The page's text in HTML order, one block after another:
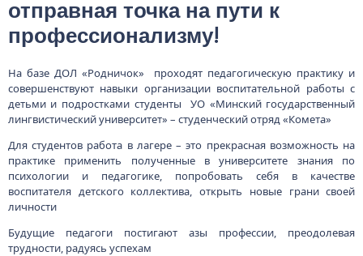
отправная точка на пути к
профессионализму!
На базе ДОЛ «Родничок» проходят педагогическую практику и
совершенствуют навыки организации воспитательной работы с
детьми и подростками студенты УО «Минский государственный
лингвистический университет» – студенческий отряд «Комета»
Для студентов работа в лагере – это прекрасная возможность на
практике применить полученные в университете знания по
психологии и педагогике, попробовать себя в качестве
воспитателя детского коллектива, открыть новые грани своей
личности
Будущие педагоги постигают азы профессии, преодолевая
трудности, радуясь успехам